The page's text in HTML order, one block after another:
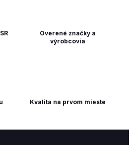
Kvalita na prvom mieste
Overené značky a
výrobcovia